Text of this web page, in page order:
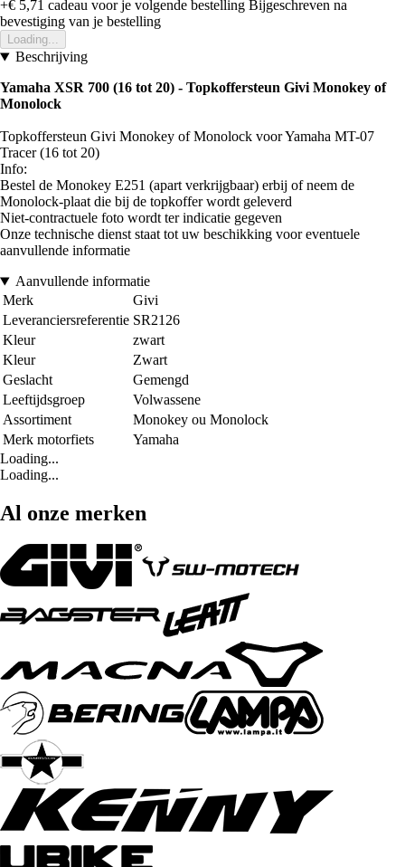
+€ 5,71 cadeau voor je volgende bestelling Bijgeschreven na
bevestiging van je bestelling
Loading...
Beschrijving
Yamaha XSR 700 (16 tot 20) - Topkoffersteun Givi Monokey of
Monolock
Topkoffersteun Givi Monokey of Monolock voor Yamaha MT-07
Tracer (16 tot 20)
Info:
Bestel de Monokey E251 (apart verkrijgbaar) erbij of neem de
Monolock-plaat die bij de topkoffer wordt geleverd
Niet-contractuele foto wordt ter indicatie gegeven
Onze technische dienst staat tot uw beschikking voor eventuele
aanvullende informatie
Aanvullende informatie
Merk
Givi
Leveranciersreferentie SR2126
Kleur
zwart
Kleur
Zwart
Geslacht
Gemengd
Leeftijdsgroep
Volwassene
Assortiment
Monokey ou Monolock
Merk motorfiets
Yamaha
Loading...
Loading...
Al onze merken